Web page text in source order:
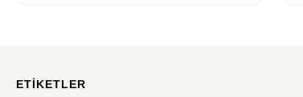
ETIKETLER